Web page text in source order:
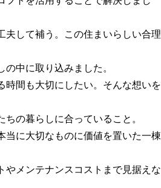
夫して補う。この住まいらしい合理
中に取り込みました。
時間も大切にしたい。そんな想いを
の暮らしに合っていること。
当に大切なものに価値を置いた一棟
やメンテナンスコストまで見据えな